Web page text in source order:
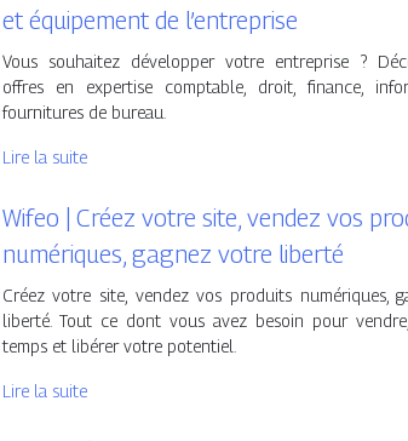
et équipement de l’entreprise
Vous souhaitez développer votre entreprise ?
offres en expertise comptable, droit, finance,
fournitures de bureau.
Lire la suite
Wifeo | Créez votre site, vendez vos
numériques, gagnez votre liberté
Créez votre site, vendez vos produits numériques,
liberté. Tout ce dont vous avez besoin pour
temps et libérer votre potentiel.
Lire la suite